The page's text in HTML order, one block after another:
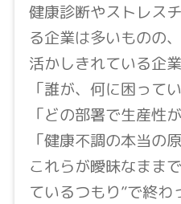
健康診断やストレス
る企業は多いものの
活かしきれている企
「誰が、何に困って
「どの部署で生産性
「健康不調の本当の
これらが曖昧なまま
ているつもり”で終